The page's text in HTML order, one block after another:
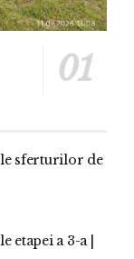
sferturilor de
etapei a 3-a |